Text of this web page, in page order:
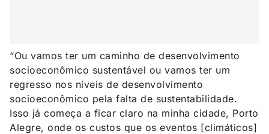
“Ou vamos ter um caminho de desenvolvimento
socioeconômico sustentável ou vamos ter um
regresso nos níveis de desenvolvimento
socioeconômico pela falta de sustentabilidade.
Isso já começa a ficar claro na minha cidade, Porto
Alegre, onde os custos que os eventos [climáticos]